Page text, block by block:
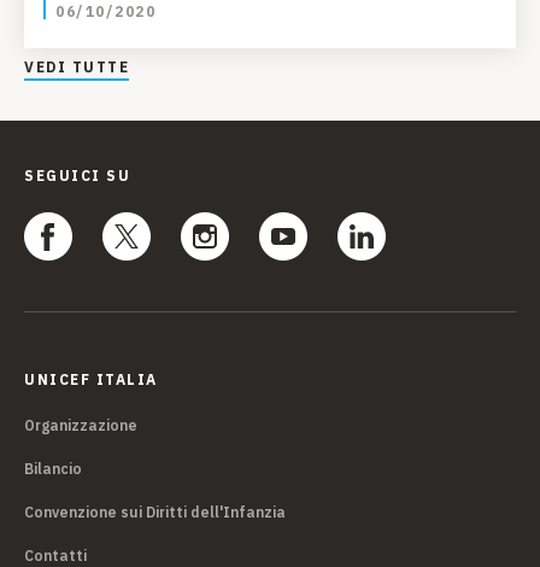
06/10/2020
VEDI TUTTE
SEGUICI SU
UNICEF ITALIA
Organizzazione
Bilancio
Convenzione sui Diritti dell'Infanzia
Contatti